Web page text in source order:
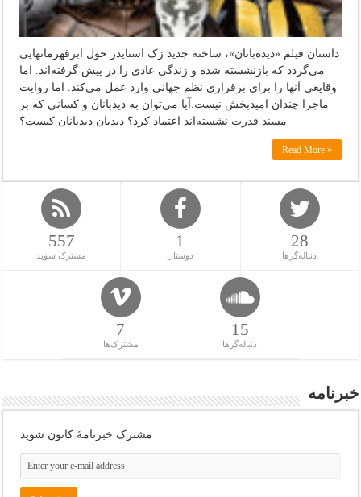
داستان فیلم «دیده‌بانان»، ساخته جدید زک اسنایدر حول ابرقهرمانهایی
می‌گردد که بازنشسته شده و زندگی عادی را در پیش گرفته‌اند. اما
وقایعی آنها را برای برقراری نظم جهانی وارد عمل می‌کند. اما روایت
ماجرا چندان امیدبخش نیست.آیا می‌توان به دیدبانان و کسانی که بر
مسند قدرت نشسته‌اند اعتماد کرد؟ دیدبان دیدبانان کیست؟
Read More »
557
مشترک شوید
1
دوستان
28
دنباله‌گرها
7
مشترک‌ها
15
دنباله‌گرها
خبرنامه
مشترک خبرنامهٔ کانون شوید